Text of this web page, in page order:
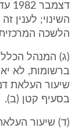
השינוי; לענין
הלשכה
(ג) המנהל
שיעור העלאת
בסעיף קטן (ב).
(ד) שיעור